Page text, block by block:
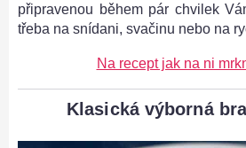
připravenou během pár chvilek
třeba na snídani, svačinu nebo na
Na recept jak na ni
Klasická výborná